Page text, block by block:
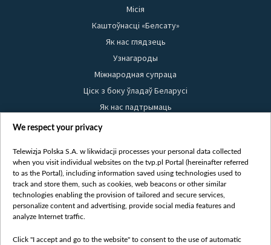
Місія
Каштоўнасці «Белсату»
Як нас глядзець
Узнагароды
Міжнародная супраца
Ціск з боку ўладаў Беларусі
Як нас падтрымаць
Правілы выкарыстання матэрыялаў
Бяспека
Youtube
Белсат news
Белсат Shorts
Жэстачайшы мульт
We respect your privacy
Telewizja Polska S.A. w likwidacji processes your personal data collected
when you visit individual websites on the tvp.pl Portal (hereinafter referred
to as the Portal), including information saved using technologies used to
track and store them, such as cookies, web beacons or other similar
technologies enabling the provision of tailored and secure services,
personalize content and advertising, provide social media features and
analyze Internet traffic.
Click "I accept and go to the website" to consent to the use of automatic